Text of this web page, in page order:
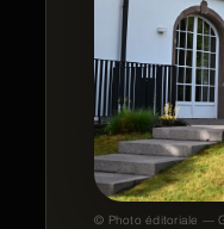
© Photo éditoriale —